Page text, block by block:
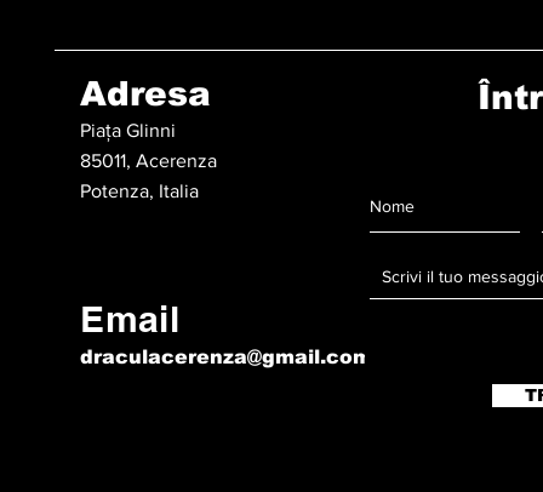
Adresa
Piața Glinni
85011, Acerenza
Potenza, Italia
Email
draculacerenza@gmail.com